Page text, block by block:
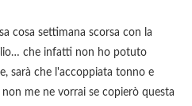
cosa settimana scorsa con la
che infatti non ho potuto
sarà che l'accoppiata tonno e
me ne vorrai se copierò questa